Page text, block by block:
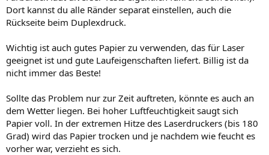
Dort kannst du alle Ränder separat einstellen, auch die
Rückseite beim Duplexdruck.
Wichtig ist auch gutes Papier zu verwenden, das für Laser
geeignet ist und gute Laufeigenschaften liefert. Billig ist da
nicht immer das Beste!
Sollte das Problem nur zur Zeit auftreten, könnte es auch an
dem Wetter liegen. Bei hoher Luftfeuchtigkeit saugt sich
Papier voll. In der extremen Hitze des Laserdruckers (bis 180
Grad) wird das Papier trocken und je nachdem wie feucht es
vorher war, verzieht es sich.